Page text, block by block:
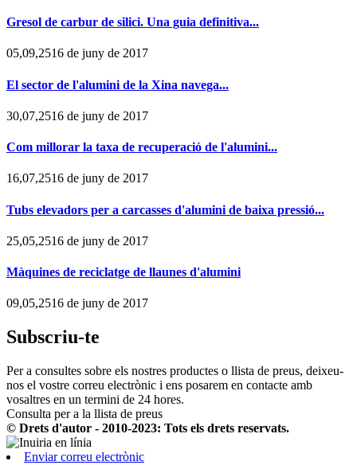
Gresol de carbur de silici. Una guia definitiva...
05,09,2516 de juny de 2017
El sector de l'alumini de la Xina navega...
30,07,2516 de juny de 2017
Com millorar la taxa de recuperació de l'alumini...
16,07,2516 de juny de 2017
Tubs elevadors per a carcasses d'alumini de baixa pressió...
25,05,2516 de juny de 2017
Màquines de reciclatge de llaunes d'alumini
09,05,2516 de juny de 2017
Subscriu-te
Per a consultes sobre els nostres productes o llista de preus, deixeu-
nos el vostre correu electrònic i ens posarem en contacte amb
vosaltres en un termini de 24 hores.
Consulta per a la llista de preus
© Drets d'autor - 2010-2023: Tots els drets reservats.
Enviar correu electrònic